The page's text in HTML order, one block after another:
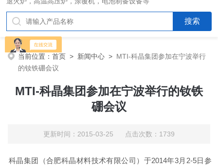
当前位置：首页 > 新闻中心 > MTI-科晶集团参加在宁波举行
的钕铁硼会议
MTI-科晶集团参加在宁波举行的钕铁
硼会议
更新时间：2015-03-25 点击次数：1739
科晶集团（合肥科晶材料技术有限公司）于2014年3月2-5日参